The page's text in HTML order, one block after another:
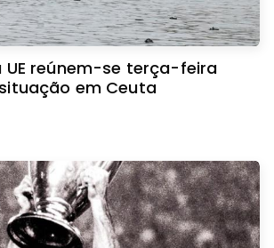
UE reúnem-se terça-feira
em Ceuta